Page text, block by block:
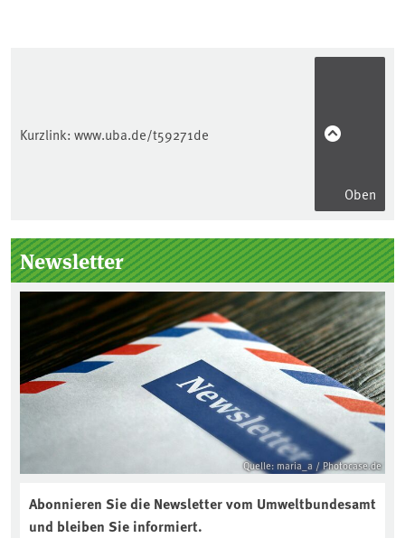
Kurzlink: www.uba.de/t59271de
Oben
Seitenleiste
Newsletter
Quelle: maria_a / Photocase.de
Abonnieren Sie die Newsletter vom Umweltbundesamt
und bleiben Sie informiert.